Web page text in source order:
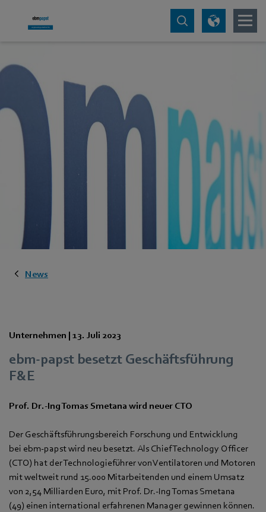
News
Unternehmen | 13. Juli 2023
ebm‑papst besetzt Geschäftsführung
F&E
Prof. Dr.-Ing Tomas Smetana wird neuer CTO
Der Geschäftsführungsbereich Forschung und Entwicklung
bei ebm‑papst wird neu besetzt. Als Chief Technology Officer
(CTO) hat der Technologieführer von Ventilatoren und Motoren
mit weltweit rund 15.000 Mitarbeitenden und einem Umsatz
von 2,54 Milliarden Euro, mit Prof. Dr.-Ing Tomas Smetana
(49) einen international erfahrenen Manager gewinnen können.